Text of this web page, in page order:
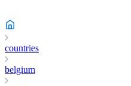
countries
belgium